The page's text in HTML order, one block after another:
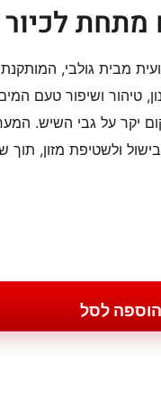
מתחת לכיור
מבית גולבי,
טיהור ושיפור טעם
יקר על גבי השיש.
ולשטיפת מזון, תוך
הוספה לסל